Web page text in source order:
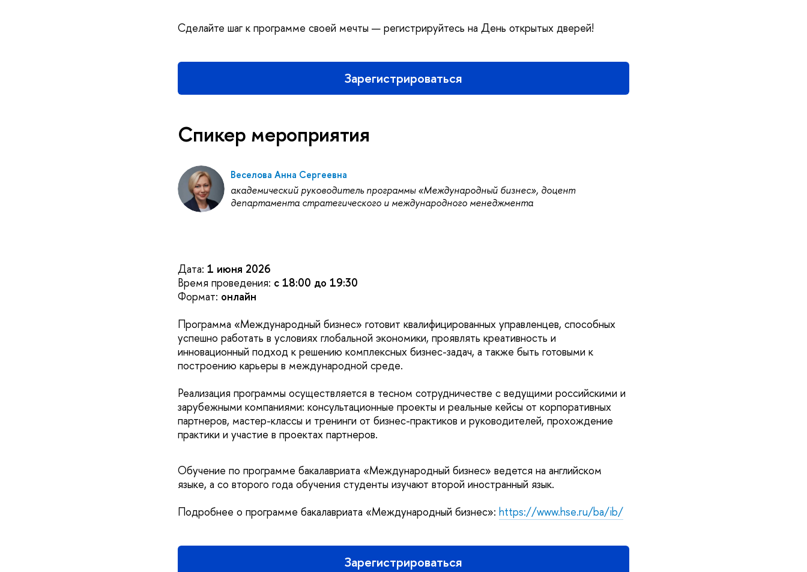
Сделайте шаг к программе своей мечты — регистрируйтесь на День открытых дверей!
Зарегистрироваться
Спикер мероприятия
Веселова Анна Сергеевна
академический руководитель программы «Международный бизнес», доцент
департамента стратегического и международного менеджмента
Дата: 1 июня 2026
Время проведения: с 18:00 до 19:30
Формат: онлайн
Программа «Международный бизнес» готовит квалифицированных управленцев, способных
успешно работать в условиях глобальной экономики, проявлять креативность и
инновационный подход к решению комплексных бизнес-задач, а также быть готовыми к
построению карьеры в международной среде.
Реализация программы осуществляется в тесном сотрудничестве с ведущими российскими и
зарубежными компаниями: консультационные проекты и реальные кейсы от корпоративных
партнеров, мастер-классы и тренинги от бизнес-практиков и руководителей, прохождение
практики и участие в проектах партнеров.
Обучение по программе бакалавриата «Международный бизнес» ведется на английском
языке, а со второго года обучения студенты изучают второй иностранный язык.
Подробнее о программе бакалавриата «Международный бизнес»: https://www.hse.ru/ba/ib/
Зарегистрироваться